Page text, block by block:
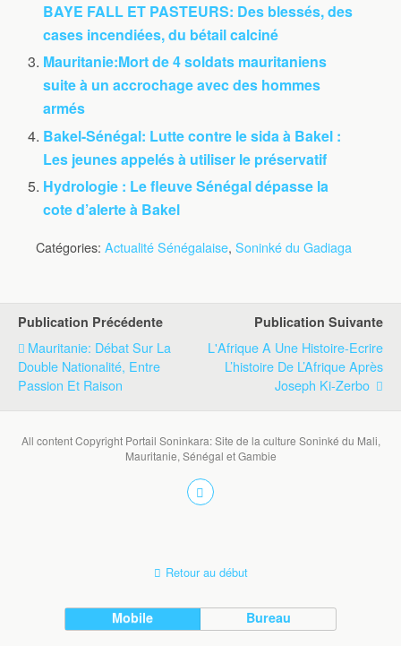
BAYE FALL ET PASTEURS: Des blessés, des
cases incendiées, du bétail calciné
Mauritanie:Mort de 4 soldats mauritaniens
suite à un accrochage avec des hommes
armés
Bakel-Sénégal: Lutte contre le sida à Bakel :
Les jeunes appelés à utiliser le préservatif
Hydrologie : Le fleuve Sénégal dépasse la
cote d’alerte à Bakel
Catégories: Actualité Sénégalaise, Soninké du Gadiaga
Publication Précédente
Mauritanie: Débat Sur La
Double Nationalité, Entre
Passion Et Raison
Publication Suivante
L'Afrique A Une Histoire-Ecrire
L’histoire De L’Afrique Après
Joseph Ki-Zerbo
All content Copyright Portail Soninkara: Site de la culture Soninké du Mali,
Mauritanie, Sénégal et Gambie
Retour au début
Mobile Bureau